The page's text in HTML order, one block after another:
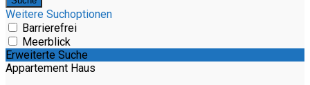
Weitere Suchoptionen
Barrierefrei
Meerblick
Erweiterte Suche
Appartement Haus